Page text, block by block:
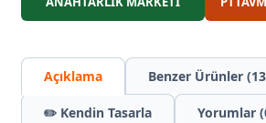
Açıklama Benzer Ürünler
✏️ Kendin Tasarla Yorumlar